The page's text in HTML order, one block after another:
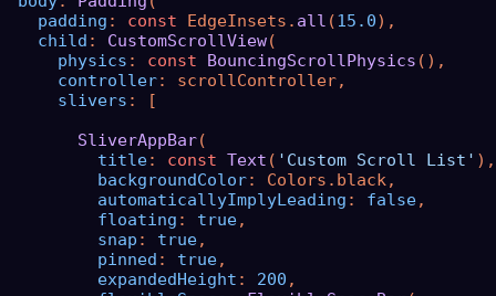
padding : const EdgeInsets. all (15.0),
child : CustomScrollView(
physics : const BouncingScrollPhysics (),
controller: scrollController,
slivers : [
SliverAppBar(
title: const Text ( 'Custom Scroll List' ),
backgroundColor: Colors.black,
automaticallyImplyLeading : false,
floating : true,
snap : true,
pinned : true,
expandedHeight : 200 ,